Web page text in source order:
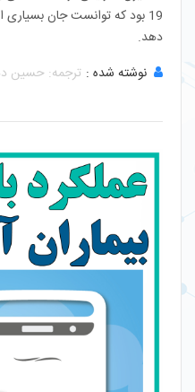
19 بود که توانست جان
دهد.
نوشته شده : ترجمه: حسین